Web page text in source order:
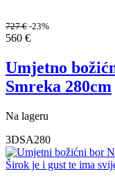
727€ -23%
560 €
Umjetno
Smreka 280cm
Na lageru
3DSA280